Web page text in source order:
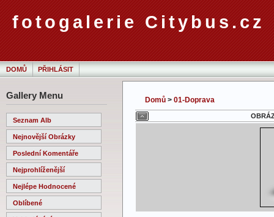
fotogalerie Citybus.cz
DOMŮ PŘIHLÁSIT
Gallery Menu
Seznam Alb
Nejnovější Obrázky
Poslední Komentáře
Nejprohlíženější
Nejlépe Hodnocené
Oblíbené
Domů > 01-Doprava